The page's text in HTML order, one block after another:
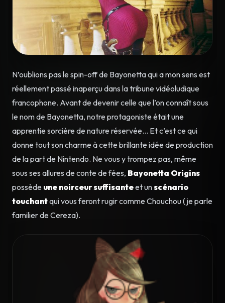
N’oublions pas le spin-off de Bayonetta qui a mon sens est
réellement passé inaperçu dans la tribune vidéoludique
francophone. Avant de devenir celle que l’on connaît sous
le nom de Bayonetta, notre protagoniste était une
apprentie sorcière de nature réservée… Et c’est ce qui
donne tout son charme à cette brillante idée de production
de la part de Nintendo. Ne vous y trompez pas, même
sous ses allures de conte de fées, Bayonetta Origins
possède une noirceur suffisanteet unscénario
touchantqui vous feront rugir comme Chouchou (je parle
familier de Cereza).